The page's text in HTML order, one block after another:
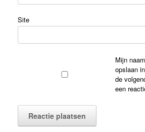
Site
Mijn
opslaan
de
een